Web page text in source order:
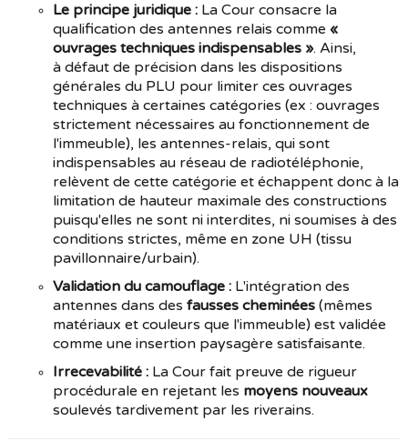
Le principe juridique : La Cour consacre la
qualification des antennes relais comme «
ouvrages techniques indispensables ». Ainsi,
à défaut de précision dans les dispositions
générales du PLU pour limiter ces ouvrages
techniques à certaines catégories (ex : ouvrages
strictement nécessaires au fonctionnement de
l'immeuble), les antennes-relais, qui sont
indispensables au réseau de radiotéléphonie,
relèvent de cette catégorie et échappent donc à la
limitation de hauteur maximale des constructions
puisqu'elles ne sont ni interdites, ni soumises à des
conditions strictes, même en zone UH (tissu
pavillonnaire/urbain).
Validation du camouflage : L'intégration des
antennes dans des fausses cheminées (mêmes
matériaux et couleurs que l'immeuble) est validée
comme une insertion paysagère satisfaisante.
Irrecevabilité : La Cour fait preuve de rigueur
procédurale en rejetant les moyens nouveaux
soulevés tardivement par les riverains.